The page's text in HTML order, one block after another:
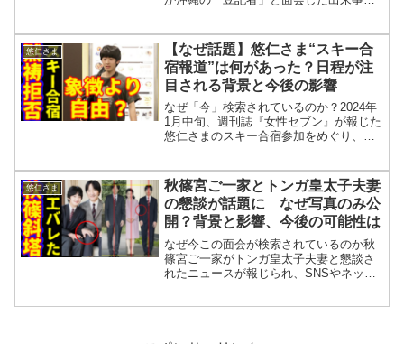
で報道がかすんだこと、写真から読み取
れる場面配置や会話の...
悠仁さま
【なぜ話題】悠仁さま“スキー合
宿報道”は何があった？日程が注
目される背景と今後の影響
なぜ「今」検索されているのか？2024年
1月中旬、週刊誌『女性セブン』が報じた
悠仁さまのスキー合宿参加をめぐり、ネ
を抱いているようです。何が起きたの
か？なぜこのタイミン...
悠仁さま
秋篠宮ご一家とトンガ皇太子夫妻
の懇談が話題に なぜ写真のみ公
開？背景と影響、今後の可能性は
なぜ今この面会が検索されているのか秋
篠宮ご一家がトンガ皇太子夫妻と懇談さ
れたニュースが報じられ、SNSやネット